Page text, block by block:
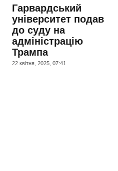
Гарвардський
університет подав
до суду на
адміністрацію
Трампа
22 квiтня, 2025, 07:41